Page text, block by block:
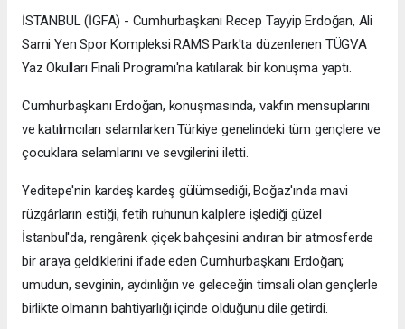
İSTANBUL (İGFA) - Cumhurbaşkanı Recep Tayyip Erdoğan, Ali
Sami Yen Spor Kompleksi RAMS Park'ta düzenlenen TÜGVA
Yaz Okulları Finali Programı'na katılarak bir konuşma yaptı.
Cumhurbaşkanı Erdoğan, konuşmasında, vakfın mensuplarını
ve katılımcıları selamlarken Türkiye genelindeki tüm gençlere ve
çocuklara selamlarını ve sevgilerini iletti.
Yeditepe'nin kardeş kardeş gülümsediği, Boğaz'ında mavi
rüzgârların estiği, fetih ruhunun kalplere işlediği güzel
İstanbul'da, rengârenk çiçek bahçesini andıran bir atmosferde
bir araya geldiklerini ifade eden Cumhurbaşkanı Erdoğan;
umudun, sevginin, aydınlığın ve geleceğin timsali olan gençlerle
birlikte olmanın bahtiyarlığı içinde olduğunu dile getirdi.